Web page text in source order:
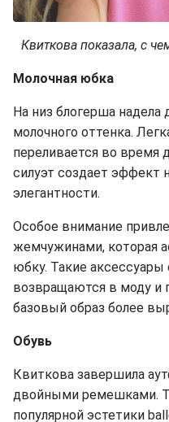
Квиткова показала, с
Молочная юбка
На низ блогерша
молочного оттенка.
переливается во время
силуэт создает эффект
элегантности.
Особое внимание
жемчужинами, которая
юбку. Такие аксессуары
возвращаются в моду и
базовый образ более
Обувь
Квиткова завершила
двойными ремешками.
популярной эстетики